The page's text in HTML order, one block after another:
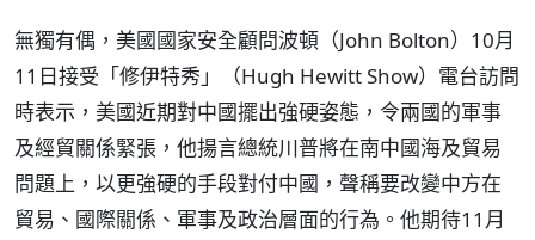
無獨有偶，美國國家安全顧問波頓（John Bolton）10月
11日接受「修伊特秀」（Hugh Hewitt Show）電台訪問
時表示，美國近期對中國擺出強硬姿態，令兩國的軍事
及經貿關係緊張，他揚言總統川普將在南中國海及貿易
問題上，以更強硬的手段對付中國，聲稱要改變中方在
貿易、國際關係、軍事及政治層面的行為。他期待11月